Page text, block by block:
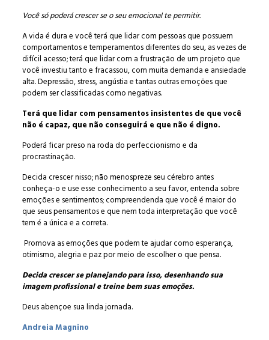
Você só poderá crescer se o seu emocional te permitir.
A vida é dura e você terá que lidar com pessoas que possuem
comportamentos e temperamentos diferentes do seu, as vezes de
difícil acesso; terá que lidar com a frustração de um projeto que
você investiu tanto e fracassou, com muita demanda e ansiedade
alta. Depressão, stress, angústia e tantas outras emoções que
podem ser classificadas como negativas.
Terá que lidar com pensamentos insistentes de que você
não é capaz, que não conseguirá e que não é digno.
Poderá ficar preso na roda do perfeccionismo e da
procrastinação.
Decida crescer nisso; não menospreze seu cérebro antes
conheça-o e use esse conhecimento a seu favor, entenda sobre
emoções e sentimentos; compreendenda que você é maior do
que seus pensamentos e que nem toda interpretação que você
tem é a única e a correta.
Promova as emoções que podem te ajudar como esperança,
otimismo, alegria e paz por meio de escolher o que pensa.
Decida crescer se planejando para isso, desenhando sua
imagem profissional e treine bem suas emoções.
Deus abençoe sua linda jornada.
Andreia Magnino